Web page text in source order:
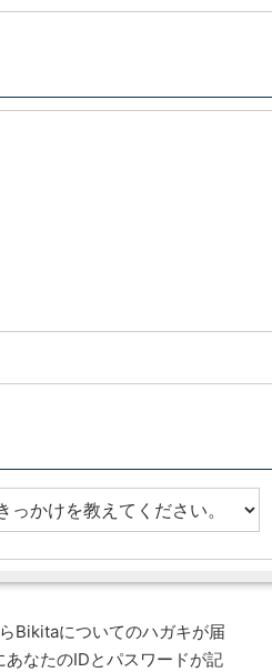
Bikitaについてのハガキが届
なたのIDとパスワードが記